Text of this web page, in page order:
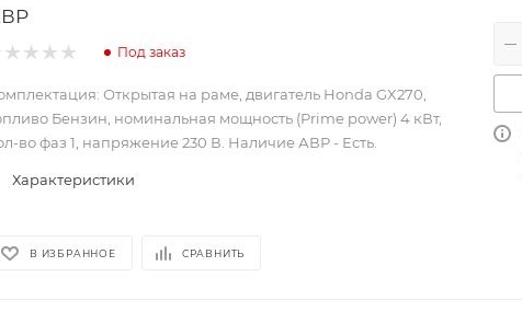
Под заказ
Открытая на раме, двигатель Honda GX270,
Бензин, номинальная мощность (Prime power) 4 кВт,
во фаз 1, напряжение 230 В. Наличие АВР - Есть.
Характеристики
В ИЗБРАННОЕ СРАВНИТЬ